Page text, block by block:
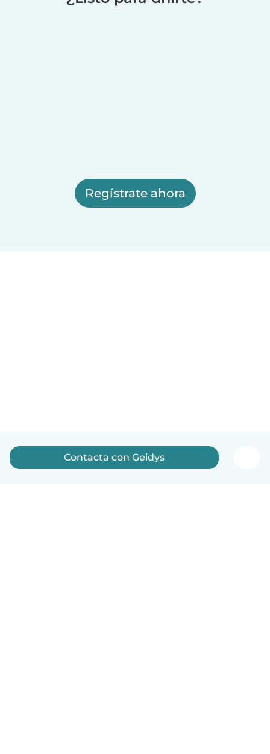
Regístrate ahora
Contacta con Geidys